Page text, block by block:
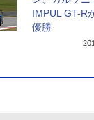
IMPUL GT-R
優勝